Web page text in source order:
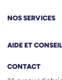
NOS SERVICES
AIDE ET
CONTACT